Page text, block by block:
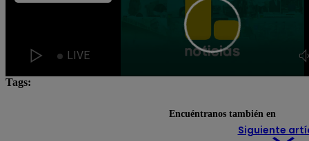
Tags:
Siguiente
Encuéntranos también en